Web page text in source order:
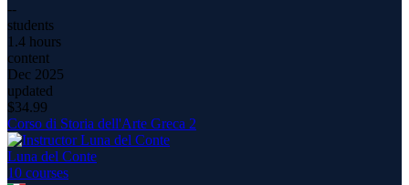
--
students
1.4 hours
content
Dec 2025
updated
$34.99
Corso di Storia dell'Arte Greca 2
Luna del Conte
10 courses